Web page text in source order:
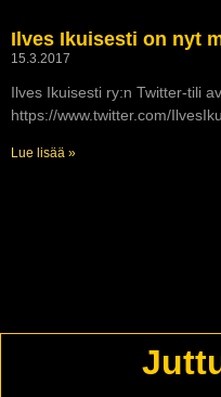
Ilves Ikuisesti on nyt
15.3.2017
Ilves Ikuisesti ry:n Twitter-tili
https://www.twitter.com/
Lue lisää »